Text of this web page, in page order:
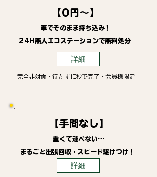
【0円～】
車でそのまま持ち込み！
24H無人エコステーションで無料処分
詳細
完全非対面・待たずに秒で完了・会員様限定
【手間なし】
重くて運べない…
まるごと出張回収・スピード駆けつけ！
詳細